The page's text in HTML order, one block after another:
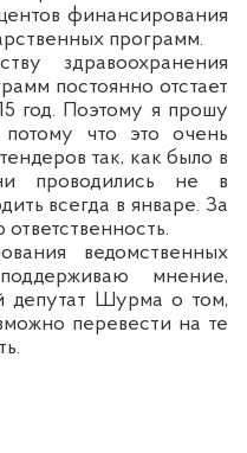
финансирования
программ.
здравоохранения
постоянно отстает
год. Поэтому я прошу
что это очень
так, как было в
проводились не в
всегда в январе. За
ведомственных
мнение,
депутат Шурма о том,
перевести на те